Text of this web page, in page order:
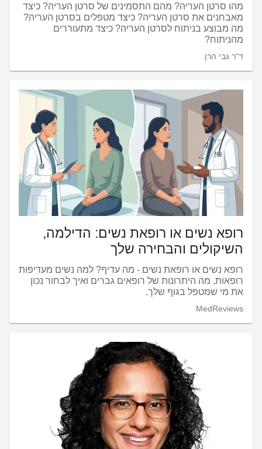
מהו סרטן העריה? מהם התסמינים של סרטן העריה? כיצד
מאבחנים את סרטן העריה? כיצד מטפלים בסרטן העריה?
מה מבוצע בניתוח לסרטן העריה? כיצד מתעוררים
מהניתוח?
ד"ר גבי הרן
רופא נשים או רופאת נשים: הדילמה,
השיקולים והבחירה שלך
רופא נשים או רופאת נשים - מה עדיף? למה נשים מעדיפות
רופאות, מה היתרונות של רופאים גברים ואיך לבחור נכון
את מי שמטפל בגוף שלך.
MedReviews